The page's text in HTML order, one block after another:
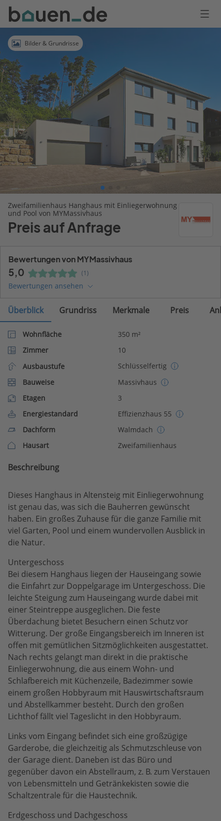
Bauen
Logo
AnmeldenBilder & Grundrisse
Zweifamilienhaus Hanghaus mit Einliegerwohnung
und Pool von MYMassivhaus
Preis auf Anfrage
Bewertungen von MYMassivhaus
5,0 (1)
Bewertungen ansehen
Überblick Grundriss Merkmale Preis
Wohnfläche
350 m²
Zimmer
10
Ausbaustufe
Schlüsselfertig
Bauweise
Massivhaus
Etagen
3
Energiestandard
Effizienzhaus 55
Dachform
Walmdach
Hausart
Zweifamilienhaus
Beschreibung
Dieses Hanghaus in Altensteig mit Einliegerwohnung
ist genau das, was sich die Bauherren gewünscht
haben. Ein großes Zuhause für die ganze Familie mit
viel Garten, Pool und einem wundervollen Ausblick in
die Natur.
Untergeschoss
Bei diesem Hanghaus liegen der Hauseingang sowie
die Einfahrt zur Doppelgarage im Untergeschoss. Die
leichte Steigung zum Hauseingang wurde dabei mit
einer Steintreppe ausgeglichen. Die feste
Überdachung bietet Besuchern einen Schutz vor
Witterung. Der große Eingangsbereich im Inneren ist
offen mit gemütlichen Sitzmöglichkeiten ausgestattet.
Nach rechts gelangt man direkt in die praktische
Einliegerwohnung, die aus einem Wohn- und
Schlafbereich mit Küchenzeile, Badezimmer sowie
einem großen Hobbyraum mit Hauswirtschaftsraum
und Abstellkammer besteht. Durch den großen
Lichthof fällt viel Tageslicht in den Hobbyraum.
Links vom Eingang befindet sich eine großzügige
Garderobe, die gleichzeitig als Schmutzschleuse von
der Garage dient. Daneben ist das Büro und
gegenüber davon ein Abstellraum, z. B. zum Verstauen
von Lebensmitteln und Getränkekisten sowie die
Schaltzentrale für die Haustechnik.
Erdgeschoss und Dachgeschoss